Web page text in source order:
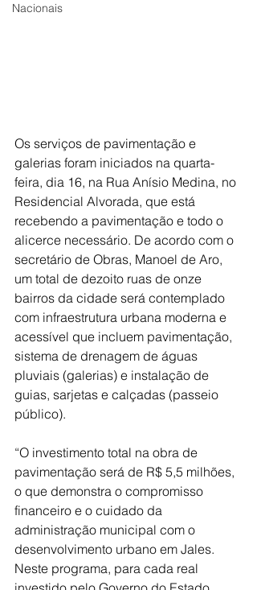
Nacionais
Os serviços de pavimentação e
galerias foram iniciados na quarta-
feira, dia 16, na Rua Anísio Medina, no
Residencial Alvorada, que está
recebendo a pavimentação e todo o
alicerce necessário. De acordo com o
secretário de Obras, Manoel de Aro,
um total de dezoito ruas de onze
bairros da cidade será contemplado
com infraestrutura urbana moderna e
acessível que incluem pavimentação,
sistema de drenagem de águas
pluviais (galerias) e instalação de
guias, sarjetas e calçadas (passeio
público).
“O investimento total na obra de
pavimentação será de R$ 5,5 milhões,
o que demonstra o compromisso
financeiro e o cuidado da
administração municipal com o
desenvolvimento urbano em Jales.
Neste programa, para cada real